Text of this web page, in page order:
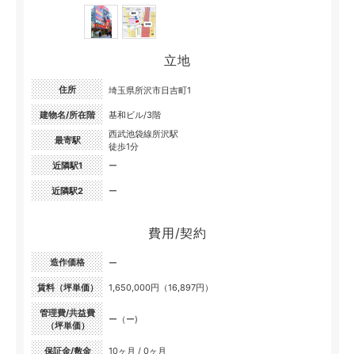
立地
住所 埼玉県所沢市日吉町1
建物名/所在階 基和ビル/3階
最寄駅
西武池袋線所沢駅
徒歩1分
近隣駅1
ー
近隣駅2 ー
費用/契約
造作価格 ー
賃料（坪単価） 1,650,000円（16,897円）
管理費/共益費
（坪単価）
ー（ー)
保証金/敷金 10ヶ月 / 0ヶ月